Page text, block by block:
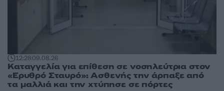
12:2809.08.26
Καταγγελία για επίθεση σε νοσηλεύτρια στον
«Ερυθρό Σταυρό»: Ασθενής την άρπαξε από
τα μαλλιά και την χτύπησε σε πόρτες